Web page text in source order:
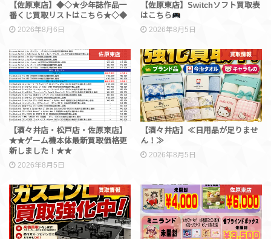
【佐原東店】◆◇★少年誌作品一
番くじ買取リストはこちら★◇◆
2026年8月6日
【佐原東店】Switchソフト買取表
はこちら
2026年8月5日
佐原東店
【酒々井店・松戸店・佐原東店】
★★ゲーム機本体最新買取価格更
新しました！★★
2026年8月5日
買取情報
【酒々井店】≪日用品が足りませ
ん！≫
2026年8月5日
買取情報 佐原東店